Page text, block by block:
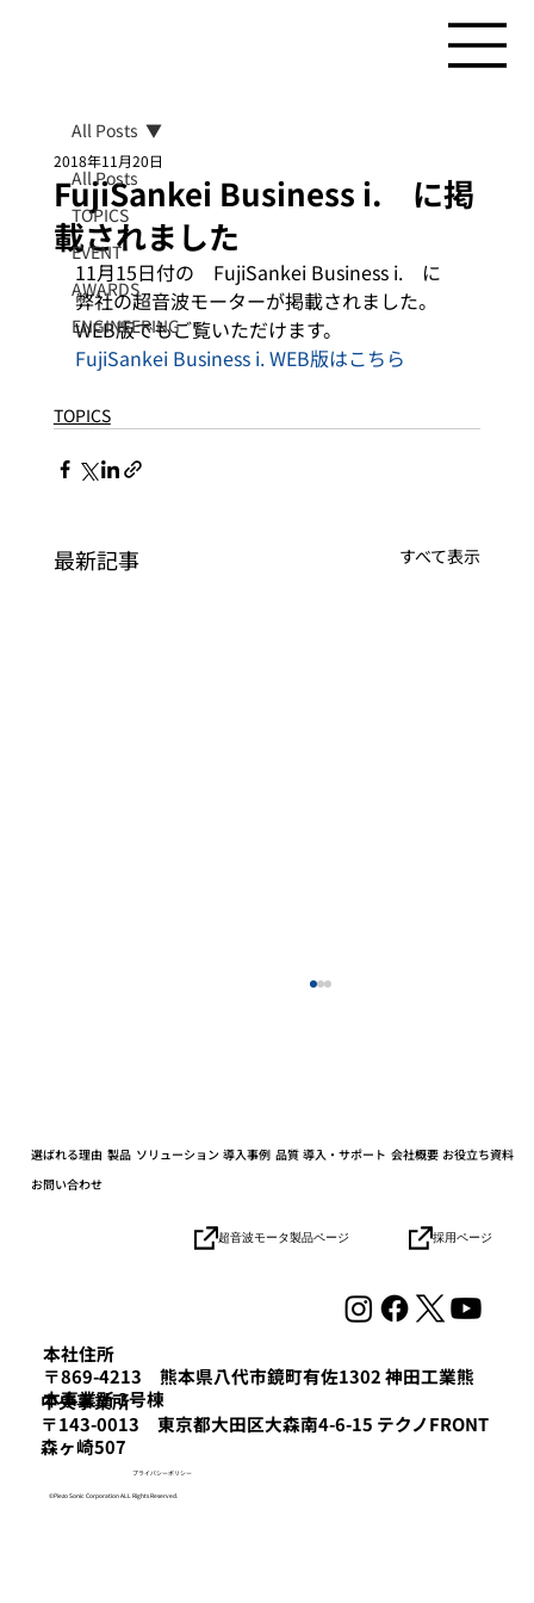
All Posts
TOPICS
EVENT
AWARDS
ENGINEERING
All Posts
FujiSankei Business i. に掲
載されました
2018年11月20日
11月15日付の　FujiSankei Business i.　に
弊社の超音波モーターが掲載されました。
WEB版でもご覧いただけます。
FujiSankei Business i. WEB版はこちら
TOPICS
最新記事 すべて表示
業者300社」を受賞しました
本社住所
〒869-4213 熊本県八代市鏡町有佐1302 神田工業熊
本事業所 3号棟
​中央事業所
〒143-0013 東京都大田区大森南4-6-15 テクノFRONT
森ヶ崎507
選ばれる理由 製品 ソリューション 導入事例 品質 導入・サポート 会社概要 お役立ち資料
お問い合わせ
超音波モータ製品ページ 採用ページ
プライバシーポリシー
©Piezo Sonic Corporation ALL Rights Reserved.